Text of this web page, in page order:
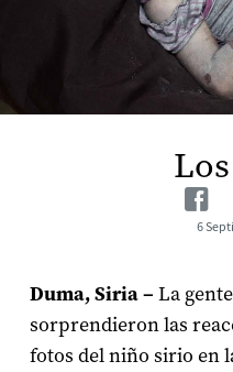
6
Duma, Siria – La
sorprendieron las
fotos del niño sirio en